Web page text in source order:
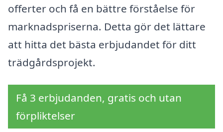
offerter och få en bättre förståelse för
marknadspriserna. Detta gör det lättare
att hitta det bästa erbjudandet för ditt
trädgårdsprojekt.
Få 3 erbjudanden, gratis och utan
förpliktelser